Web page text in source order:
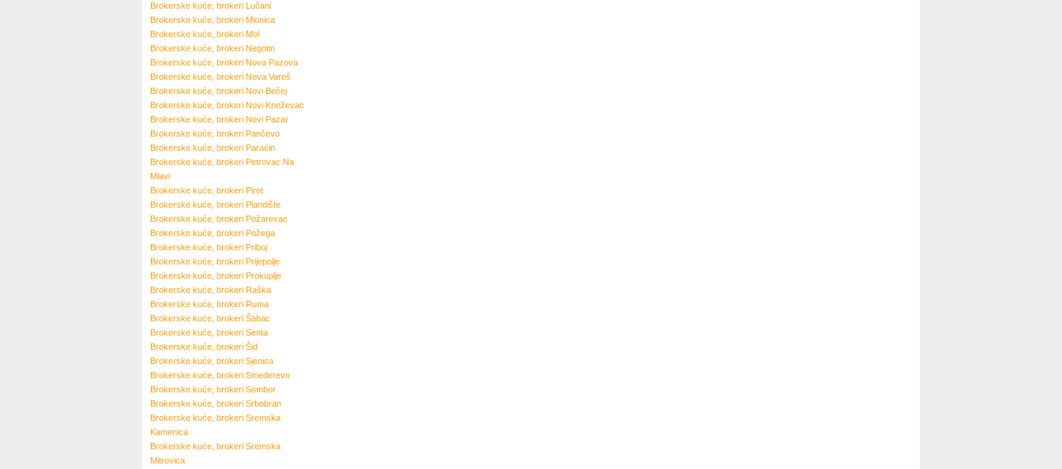
Brokerske kuće, brokeri Lučani
Brokerske kuće, brokeri Mionica
Brokerske kuće, brokeri Mol
Brokerske kuće, brokeri Negotin
Brokerske kuće, brokeri Nova Pazova
Brokerske kuće, brokeri Nova Varoš
Brokerske kuće, brokeri Novi Bečej
Brokerske kuće, brokeri Novi Kneževac
Brokerske kuće, brokeri Novi Pazar
Brokerske kuće, brokeri Pančevo
Brokerske kuće, brokeri Paraćin
Brokerske kuće, brokeri Petrovac Na
Mlavi
Brokerske kuće, brokeri Pirot
Brokerske kuće, brokeri Plandište
Brokerske kuće, brokeri Požarevac
Brokerske kuće, brokeri Požega
Brokerske kuće, brokeri Priboj
Brokerske kuće, brokeri Prijepolje
Brokerske kuće, brokeri Prokuplje
Brokerske kuće, brokeri Raška
Brokerske kuće, brokeri Ruma
Brokerske kuće, brokeri Šabac
Brokerske kuće, brokeri Senta
Brokerske kuće, brokeri Šid
Brokerske kuće, brokeri Sjenica
Brokerske kuće, brokeri Smederevo
Brokerske kuće, brokeri Sombor
Brokerske kuće, brokeri Srbobran
Brokerske kuće, brokeri Sremska
Kamenica
Brokerske kuće, brokeri Sremska
Mitrovica